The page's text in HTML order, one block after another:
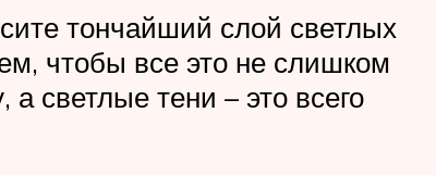
тончайший слой светлых
чтобы все это не слишком
светлые тени – это всего